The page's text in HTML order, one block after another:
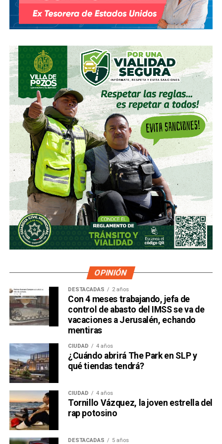
OPINIÓN
DESTACADAS 2 años
Con 4 meses trabajando, jefa de
control de abasto del IMSS se va de
vacaciones a Jerusalén, echando
mentiras
CIUDAD 4 años
¿Cuándo abrirá The Park en SLP y
qué tiendas tendrá?
CIUDAD 4 años
Tornillo Vázquez, la joven estrella del
rap potosino
DESTACADAS 5 años